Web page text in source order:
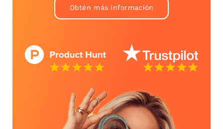
Obtén más información